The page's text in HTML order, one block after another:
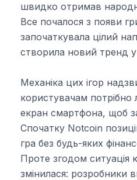
швидко отримав
Все почалося з появи
започаткувала цілий
створила новий тренд
Механіка цих ігор
користувачам
екран смартфона, щоб
Спочатку Notcoin
гра без будь-яких
Проте згодом ситуація
змінилася: розробники